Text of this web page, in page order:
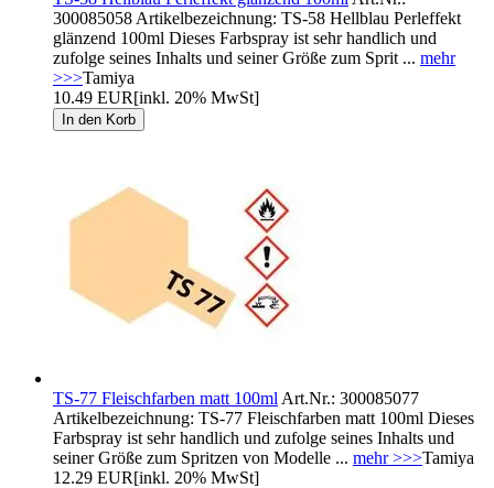
300085058 Artikelbezeichnung: TS-58 Hellblau Perleffekt
glänzend 100ml Dieses Farbspray ist sehr handlich und
zufolge seines Inhalts und seiner Größe zum Sprit ... mehr
>>>Tamiya
10.49 EUR[inkl. 20% MwSt]
TS-77 Fleischfarben matt 100ml Art.Nr.: 300085077
Artikelbezeichnung: TS-77 Fleischfarben matt 100ml Dieses
Farbspray ist sehr handlich und zufolge seines Inhalts und
seiner Größe zum Spritzen von Modelle ... mehr >>>Tamiya
12.29 EUR[inkl. 20% MwSt]